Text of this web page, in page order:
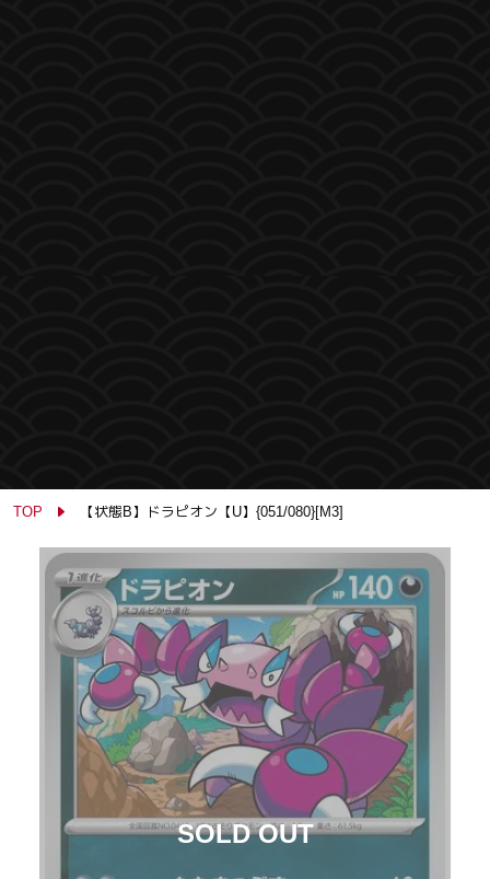
TOP 【状態B】ドラピオン【U】{051/080}[M3]